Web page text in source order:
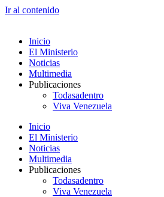
Ir al contenido
Inicio
El Ministerio
Noticias
Multimedia
Publicaciones
Todasadentro
Viva Venezuela
Inicio
El Ministerio
Noticias
Multimedia
Publicaciones
Todasadentro
Viva Venezuela